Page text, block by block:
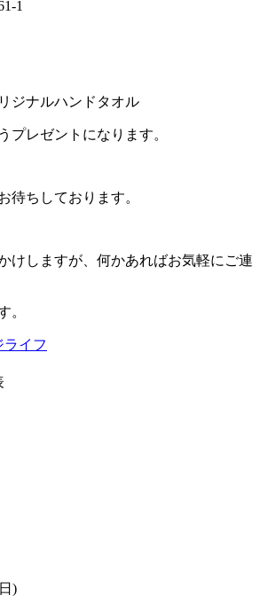
1
ジナルハンドタオル
プレゼントになります。
待ちしております。
けしますが、何かあればお気軽にご連
。
ライフ
)